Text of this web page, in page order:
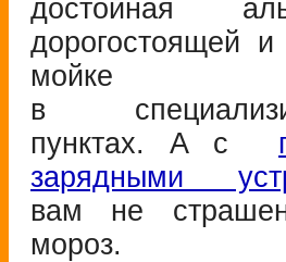
достойная
дорогостоящей и
мойке
в
пунктах. А с
зарядными
вам не
мороз.